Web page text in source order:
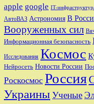
apple google IT-
АвтоВАЗ Астрономия В
Вооруженных сил
Информационная безопасность
Исследования Космос
Нейросеть Новости России
Роскосмос Россия
УкраиныУченые